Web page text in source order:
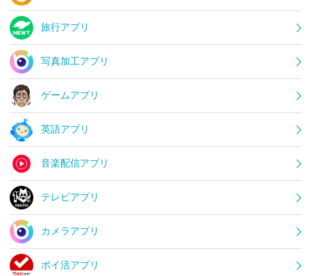
旅行アプリ
写真加工アプリ
ゲームアプリ
英語アプリ
音楽配信アプリ
テレビアプリ
カメラアプリ
ポイ活アプリ